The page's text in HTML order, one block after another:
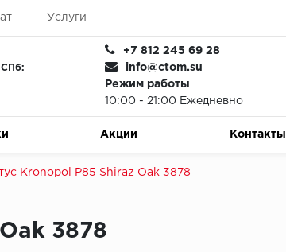
Услуги
СПб:
+7 812 245 69 28
info@ctom.su
Режим работы
10:00 - 21:00 Ежедневно
Акции Контакты
Kronopol P85 Shiraz Oak 3878
3878